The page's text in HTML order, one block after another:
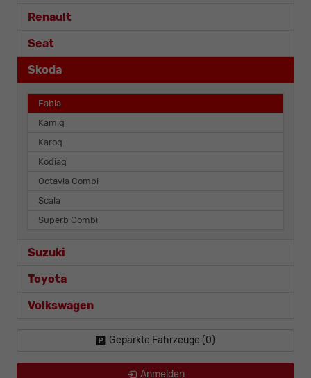
Renault
Seat
Skoda
Fabia
Kamiq
Karoq
Kodiaq
Octavia Combi
Scala
Superb Combi
Suzuki
Toyota
Volkswagen
Geparkte Fahrzeuge (0)
Anmelden